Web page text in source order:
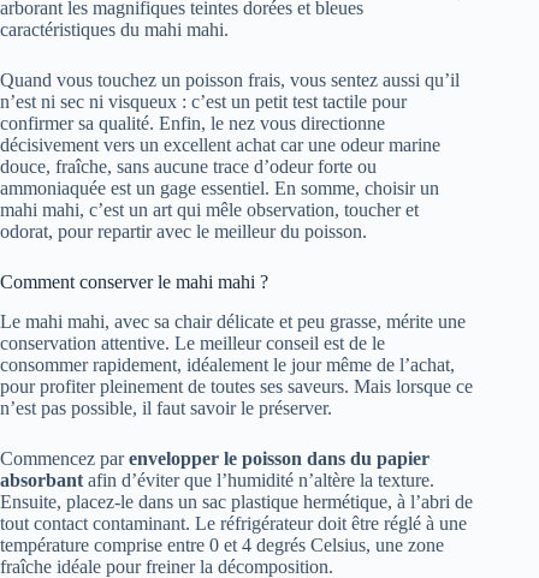
arborant les magnifiques teintes dorées et bleues
caractéristiques du mahi mahi.
Quand vous touchez un poisson frais, vous sentez aussi qu’il
n’est ni sec ni visqueux : c’est un petit test tactile pour
confirmer sa qualité. Enfin, le nez vous directionne
décisivement vers un excellent achat car une odeur marine
douce, fraîche, sans aucune trace d’odeur forte ou
ammoniaquée est un gage essentiel. En somme, choisir un
mahi mahi, c’est un art qui mêle observation, toucher et
odorat, pour repartir avec le meilleur du poisson.
Comment conserver le mahi mahi ?
Le mahi mahi, avec sa chair délicate et peu grasse, mérite une
conservation attentive. Le meilleur conseil est de le
consommer rapidement, idéalement le jour même de l’achat,
pour profiter pleinement de toutes ses saveurs. Mais lorsque ce
n’est pas possible, il faut savoir le préserver.
Commencez parenvelopper le poisson dans du papier
absorbant afin d’éviter que l’humidité n’altère la texture.
Ensuite, placez-le dans un sac plastique hermétique, à l’abri de
tout contact contaminant. Le réfrigérateur doit être réglé à une
température comprise entre 0 et 4 degrés Celsius, une zone
fraîche idéale pour freiner la décomposition.